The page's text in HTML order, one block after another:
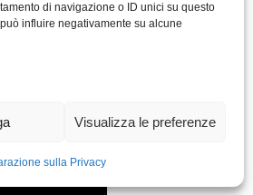
di navigazione o ID unici su questo
influire negativamente su alcune
Visualizza le preferenze
sulla Privacy